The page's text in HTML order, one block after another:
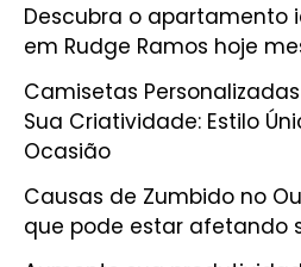
Descubra o apartamento
em Rudge Ramos hoje
Camisetas
Sua Criatividade: Estilo
Ocasião
Causas de Zumbido no
que pode estar afetando